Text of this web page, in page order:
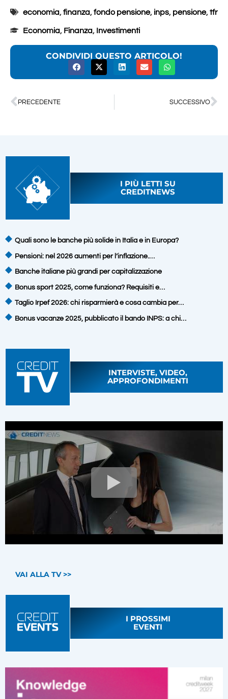
economia,finanza,fondo pensione, inps, pensione,tfr
Economia, Finanza, Investimenti
CONDIVIDI QUESTO ARTICOLO!
PRECEDENTE SUCCESSIVO
I PIÙ LETTI SU
CREDITNEWS
Quali sono le banche più solide in Italia e in Europa?
Pensioni: nel 2026 aumenti per l’inflazione.…
Banche italiane più grandi per capitalizzazione
Bonus sport 2025, come funziona? Requisiti e…
Taglio Irpef 2026: chi risparmierà e cosa cambia per…
Bonus vacanze 2025, pubblicato il bando INPS: a chi…
INTERVISTE, VIDEO,
APPROFONDIMENTI
VAI ALLA TV >>
I PROSSIMI
EVENTI